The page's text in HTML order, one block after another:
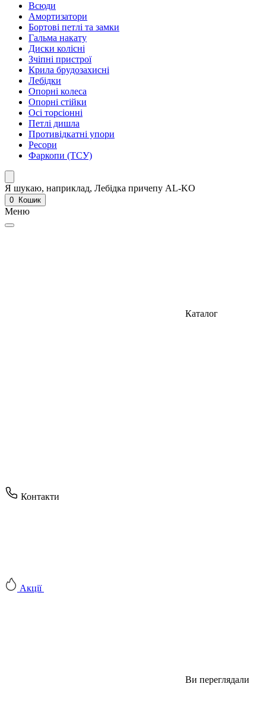
Всюди
Амортизатори
Бортові петлі та замки
Гальма накату
Диски колісні
Зчіпні пристрої
Крила брудозахисні
Лебідки
Опорні колеса
Опорні стійки
Осі торсіонні
Петлі дишла
Противідкатні упори
Ресори
Фаркопи (ТСУ)
Я шукаю, наприклад, Лебідка причепу AL-KO
0 Кошик
Меню
Каталог
Контакти
Акції
Ви переглядали